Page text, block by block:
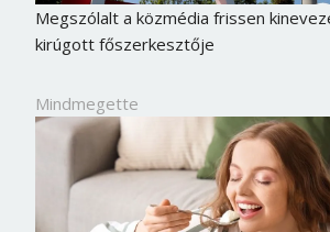
Megszólalt a közmédia frissen
kirúgott főszerkesztője
Mindmegette